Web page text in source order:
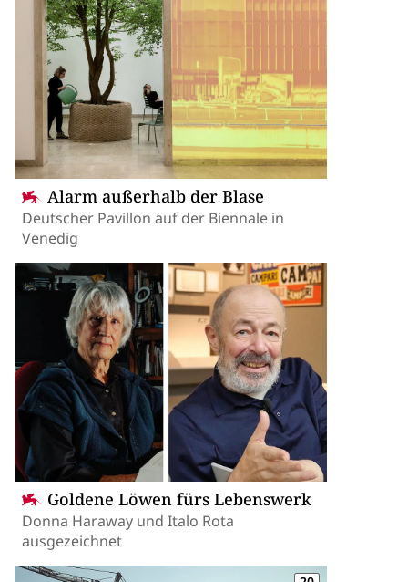
Alarm außerhalb der Blase
Deutscher Pavillon auf der Biennale in
Venedig
Goldene Löwen fürs Lebenswerk
Donna Haraway und Italo Rota
ausgezeichnet